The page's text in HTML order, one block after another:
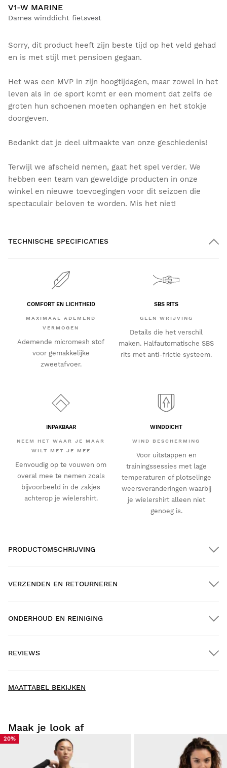
V1-W MARINE
Dames winddicht fietsvest
Sorry, dit product heeft zijn beste tijd op het veld gehad
en is met stijl met pensioen gegaan.
Het was een MVP in zijn hoogtijdagen, maar zowel in het
leven als in de sport komt er een moment dat zelfs de
groten hun schoenen moeten ophangen en het stokje
doorgeven.
Bedankt dat je deel uitmaakte van onze geschiedenis!
Terwijl we afscheid nemen, gaat het spel verder. We
hebben een team van geweldige producten in onze
winkel en nieuwe toevoegingen voor dit seizoen die
spectaculair beloven te worden. Mis het niet!
TECHNISCHE SPECIFICATIES
COMFORT EN LICHTHEID
MAXIMAAL ADEMEND
VERMOGEN
Ademende micromesh stof
voor gemakkelijke
zweetafvoer.
SBS RITS
GEEN WRIJVING
Details die het verschil
maken. Halfautomatische SBS
rits met anti-frictie systeem.
INPAKBAAR
NEEM HET WAAR JE MAAR
WILT MET JE MEE
Eenvoudig op te vouwen om
overal mee te nemen zoals
bijvoorbeeld in de zakjes
achterop je wielershirt.
WINDDICHT
WIND BESCHERMING
Voor uitstappen en
trainingssessies met lage
temperaturen of plotselinge
weersveranderingen waarbij
je wielershirt alleen niet
genoeg is.
PRODUCTOMSCHRIJVING
VERZENDEN EN RETOURNEREN
Thuisbezorging
Probeer onze producten lekker thuis uit. Je hebt 30 dagen
vanaf de leverdatum om een retourzending te doen.
ONDERHOUD EN REINIGING
REVIEWS
MAATTABEL BEKIJKEN
Maak je look af
20%